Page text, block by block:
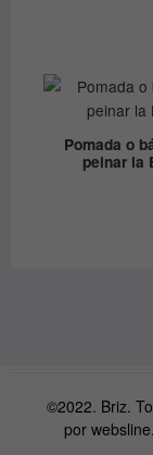
Pomada o
peinar la
©2022. Briz.
por